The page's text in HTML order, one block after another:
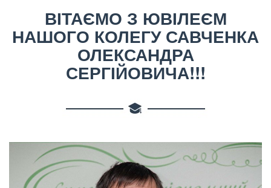
ВІТАЄМО З ЮВІЛЕЄМ
НАШОГО КОЛЕГУ САВЧЕНКА
ОЛЕКСАНДРА
СЕРГІЙОВИЧА!!!